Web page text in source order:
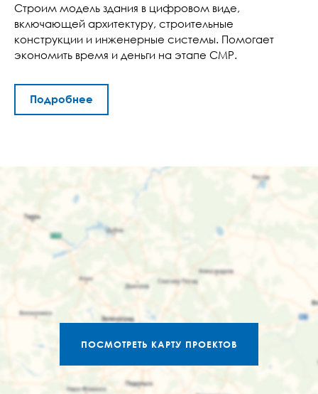
Строим модель здания в цифровом виде,
включающей архитектуру, строительные
конструкции и инженерные системы. Помогает
экономить время и деньги на этапе СМР.
Подробнее
ПОСМОТРЕТЬ КАРТУ ПРОЕКТОВ